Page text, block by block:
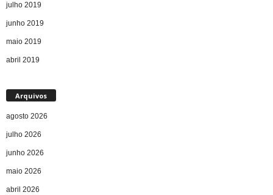
julho 2019
junho 2019
maio 2019
abril 2019
Arquivos
agosto 2026
julho 2026
junho 2026
maio 2026
abril 2026